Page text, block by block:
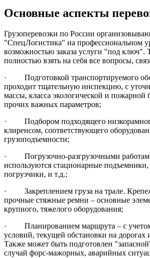
Основные аспекты
Грузоперевозки по России
"СпецЛогистика" на профессиональном
возможностью заказа услуги "под
полностью взять на себя все вопросы,
· Подготовкой транспортируемого
проходит тщательную инспекцию, с
массы, класса экологической и пожарной
прочих важных параметров;
· Подбором подходящего
клиренсом, соответствующего
грузоподъемности;
· Погрузочно-разгрузочными
используются стационарные
погрузчики, и т.д.;
· Закреплением груза на трале.
прочные стяжные ремни – основные
крупного, тяжелого оборудования;
· Планированием маршрута – с
условий, текущей обстановки на дорогах
Также может быть подготовлен
случай форс-мажорных, аварийных